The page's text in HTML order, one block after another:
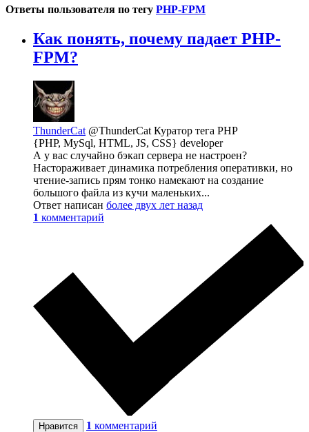
Ответы пользователя по тегу PHP-FPM
Как понять, почему падает PHP-
FPM?
ThunderCat @ThunderCat Куратор тега PHP
{PHP, MySql, HTML, JS, CSS} developer
А у вас случайно бэкап сервера не настроен?
Настораживает динамика потребления оперативки, но
чтение-запись прям тонко намекают на создание
большого файла из кучи маленьких...
Ответ написан более двух лет назад
1 комментарий
Нравится 1 комментарий